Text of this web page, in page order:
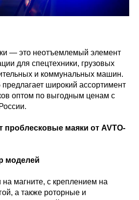
— это неотъемлемый элемент
для спецтехники, грузовых
и коммунальных машин.
предлагает широкий ассортимент
оптом по выгодным ценам с
маяки от AVTO-
моделей
магните, с креплением на
а также роторные и